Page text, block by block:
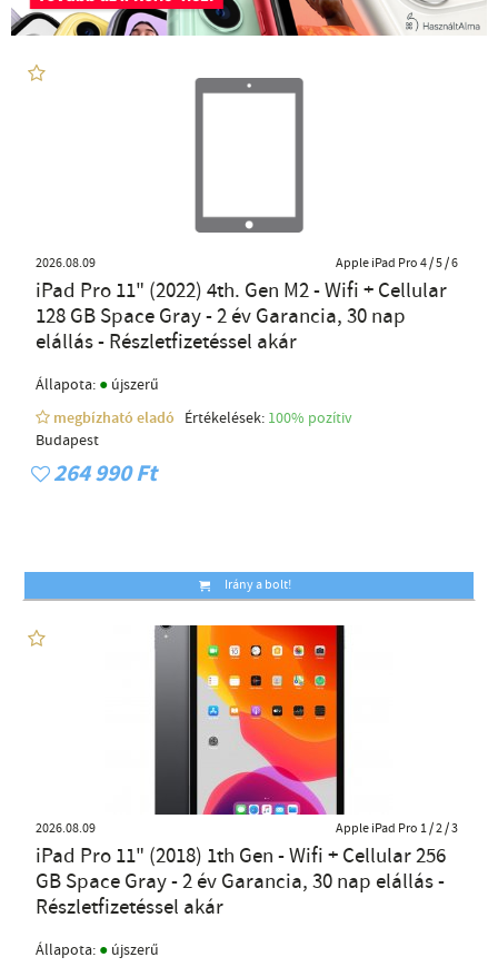
2026.08.09 Apple iPad Pro 4 / 5 / 6
iPad Pro 11" (2022) 4th. Gen M2 - Wifi + Cellular
128 GB Space Gray - 2 év Garancia, 30 nap
elállás - Részletfizetéssel akár
Állapota: ● újszerű
megbízható eladó
Értékelések: 100% pozítiv
Budapest
264 990 Ft
Irány a bolt!
2026.08.09 Apple iPad Pro 1 / 2 / 3
iPad Pro 11" (2018) 1th Gen - Wifi + Cellular 256
GB Space Gray - 2 év Garancia, 30 nap elállás -
Részletfizetéssel akár
Állapota: ● újszerű